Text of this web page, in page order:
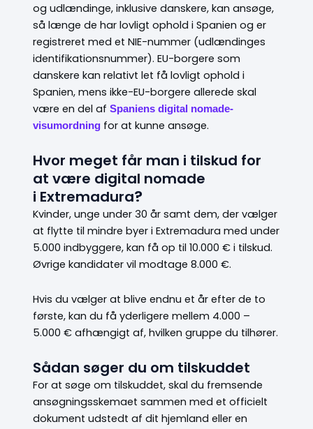
og udlændinge, inklusive danskere, kan ansøge,
så længe de har lovligt ophold i Spanien og er
registreret med et NIE-nummer (udlændinges
identifikationsnummer). EU-borgere som
danskere kan relativt let få lovligt ophold i
Spanien, mens ikke-EU-borgere allerede skal
være en del af Spaniens digital nomade-
visumordningfor at kunne ansøge.
Hvor meget får man i tilskud for
at være digital nomade
i Extremadura?
Kvinder, unge under 30 år samt dem, der vælger
at flytte til mindre byer i Extremadura med under
5.000 indbyggere, kan få op til 10.000 € i tilskud.
Øvrige kandidater vil modtage 8.000 €.
Hvis du vælger at blive endnu et år efter de to
første, kan du få yderligere mellem 4.000 –
5.000 € afhængigt af, hvilken gruppe du tilhører.
Sådan søger du om tilskuddet
For at søge om tilskuddet, skal du fremsende
ansøgningsskemaet sammen med et officielt
dokument udstedt af dit hjemland eller en